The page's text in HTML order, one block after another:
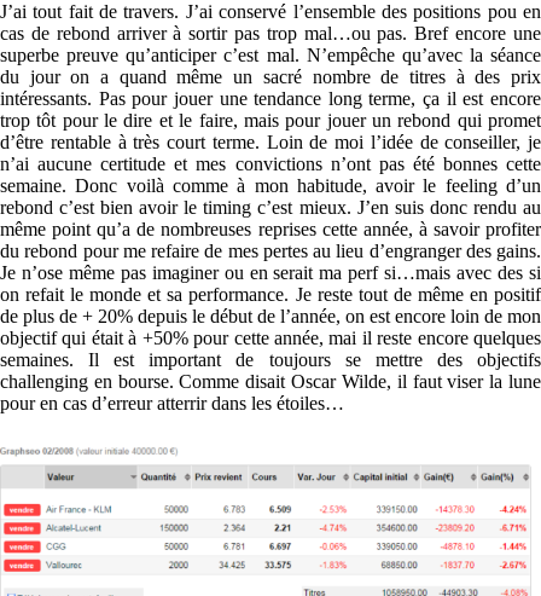
J’ai tout fait de travers. J’ai conservé l’ensemble des positions pou en
cas de rebond arriver à sortir pas trop mal…ou pas. Bref encore une
superbe preuve qu’anticiper c’est mal. N’empêche qu’avec la séance
du jour on a quand même un sacré nombre de titres à des prix
intéressants. Pas pour jouer une tendance long terme, ça il est encore
trop tôt pour le dire et le faire, mais pour jouer un rebond qui promet
d’être rentable à très court terme. Loin de moi l’idée de conseiller, je
n’ai aucune certitude et mes convictions n’ont pas été bonnes cette
semaine. Donc voilà comme à mon habitude, avoir le feeling d’un
rebond c’est bien avoir le timing c’est mieux. J’en suis donc rendu au
même point qu’a de nombreuses reprises cette année, à savoir profiter
du rebond pour me refaire de mes pertes au lieu d’engranger des gains.
Je n’ose même pas imaginer ou en serait ma perf si…mais avec des si
on refait le monde et sa performance. Je reste tout de même en positif
de plus de + 20% depuis le début de l’année, on est encore loin de mon
objectif qui était à +50% pour cette année, mai il reste encore quelques
semaines. Il est important de toujours se mettre des objectifs
challenging en bourse. Comme disait Oscar Wilde, il faut viser la lune
pour en cas d’erreur atterrir dans les étoiles…